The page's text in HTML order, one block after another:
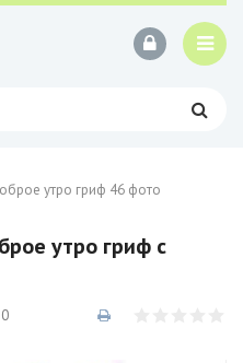
утро гриф 46 фото
утро гриф с
0